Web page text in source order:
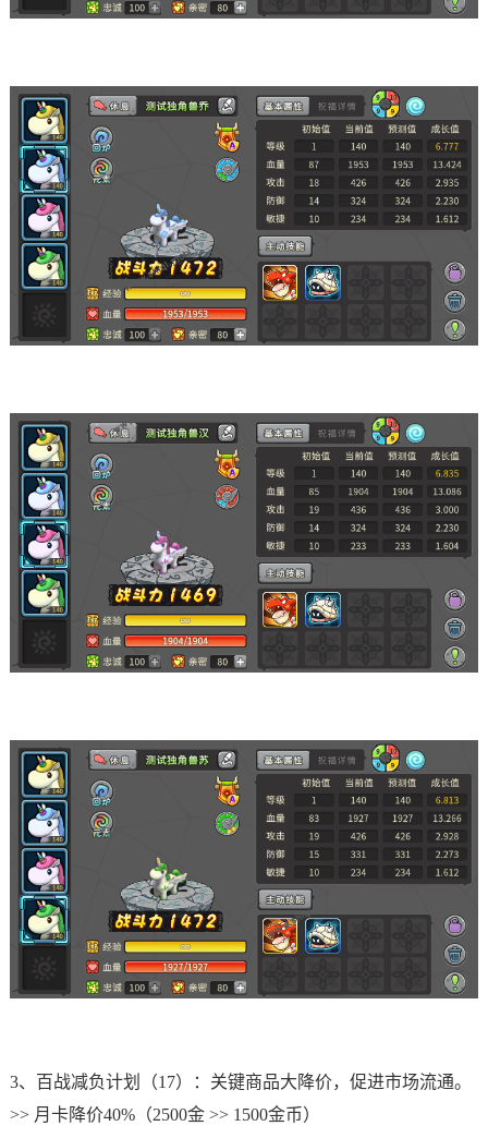
3、百战减负计划（17）：关键商品大降价，促进市场流通。
>> 月卡降价40%（2500金 >> 1500金币）